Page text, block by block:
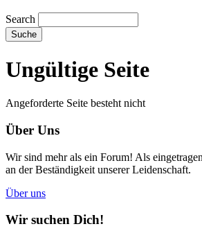
Search
Ungültige Seite
Angeforderte Seite besteht nicht
Über Uns
Wir sind mehr als ein Forum! Als
an der Beständigkeit unserer Leidenschaft.
Über uns
Wir suchen Dich!